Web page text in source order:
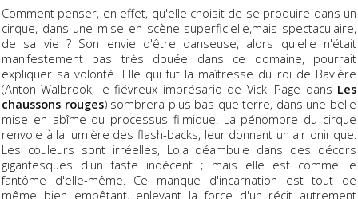
Comment penser, en effet, qu'elle choisit de se produire dans un
cirque, dans une mise en scène superficielle,mais spectaculaire,
de sa vie ? Son envie d'être danseuse, alors qu'elle n'était
manifestement pas très douée dans ce domaine, pourrait
expliquer sa volonté. Elle qui fut la maîtresse du roi de Bavière
(Anton Walbrook, le fiévreux imprésario de Vicki Page dans Les
chaussons rouges) sombrera plus bas que terre, dans une belle
mise en abîme du processus filmique. La pénombre du cirque
renvoie à la lumière des flash-backs, leur donnant un air onirique.
Les couleurs sont irréelles, Lola déambule dans des décors
gigantesques d'un faste indécent ; mais elle est comme le
fantôme d'elle-même. Ce manque d'incarnation est tout de
même bien embêtant, enlevant la force d'un récit autrement